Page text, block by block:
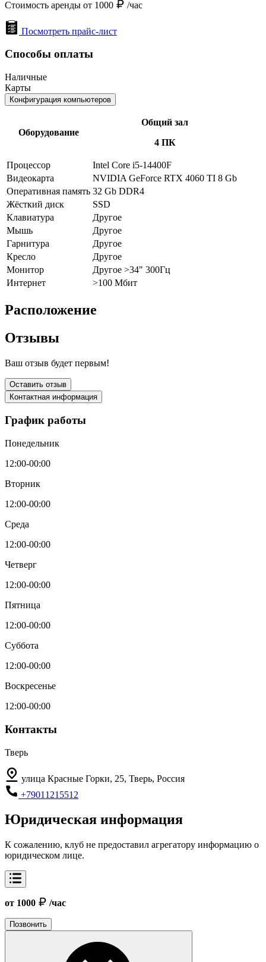
Стоимость аренды от 1000 /час
Посмотреть прайс-лист
Способы оплаты
Наличные
Карты
Конфигурация компьютеров
Оборудование
Общий зал
4 ПК
Процессор
Intel Core i5-14400F
Видеокарта
NVIDIA GeForce RTX 4060 TI 8 Gb
Оперативная память 32 Gb DDR4
Жёсткий диск
SSD
Клавиатура
Другое
Мышь
Другое
Гарнитура
Другое
Кресло
Другое
Монитор
Другое >34" 300Гц
Интернет
>100 Мбит
Расположение
Отзывы
Ваш отзыв будет первым!
Оставить отзыв
Контактная информация
График работы
Понедельник
12:00-00:00
Вторник
12:00-00:00
Среда
12:00-00:00
Четверг
12:00-00:00
Пятница
12:00-00:00
Суббота
12:00-00:00
Воскресенье
12:00-00:00
Контакты
Тверь
улица Красные Горки, 25, Тверь, Россия
+79011215512
Юридическая информация
К сожалению, клуб не предоставил агрегатору информацию о
юридическом лице.
от 1000 /час
Позвонить